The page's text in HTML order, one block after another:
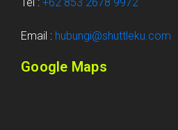
Email : hubungi@shuttleku.com
Google Maps